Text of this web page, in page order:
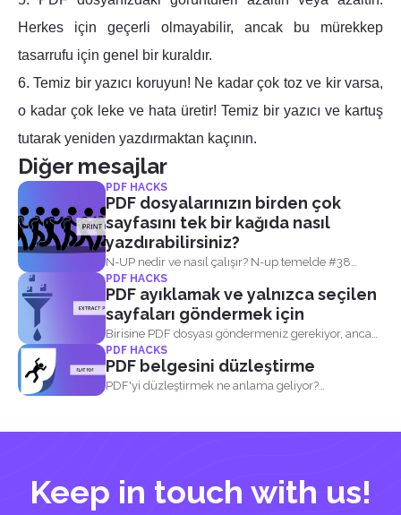
Herkes için geçerli olmayabilir, ancak bu mürekkep
tasarrufu için genel bir kuraldır.
6. Temiz bir yazıcı koruyun! Ne kadar çok toz ve kir varsa,
o kadar çok leke ve hata üretir! Temiz bir yazıcı ve kartuş
tutarak yeniden yazdırmaktan kaçının.
Diğer mesajlar
PDF HACKS
PDF dosyalarınızın birden çok
sayfasını tek bir kağıda nasıl
yazdırabilirsiniz?
N-UP nedir ve nasıl çalışır? N-up temelde #38
anlam...
PDF HACKS
PDF ayıklamak ve yalnızca seçilen
sayfaları göndermek için
Birisine PDF dosyası göndermeniz gerekiyor, ancak
bu dosya hassas...
PDF HACKS
PDF belgesini düzleştirme
PDF'yi düzleştirmek ne anlama geliyor?
Keep in touch with us!